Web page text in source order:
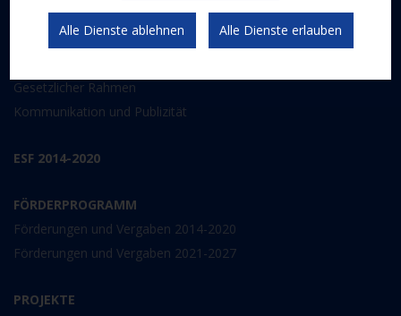
DER EUROPÄISCHE SOZIALFONDS PLUS
Abwicklung
Gesetzlicher Rahmen
Kommunikation und Publizität
ESF 2014-2020
FÖRDERPROGRAMM
Förderungen und Vergaben 2014-2020
Förderungen und Vergaben 2021-2027
PROJEKTE
Alle Dienste ablehnen Alle Dienste erlauben